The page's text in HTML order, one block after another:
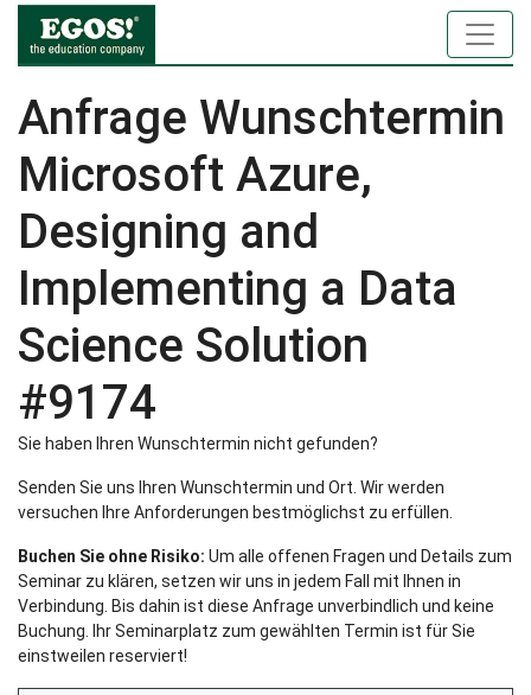
Anfrage Wunschtermin
Microsoft Azure,
Designing and
Implementing a Data
Science Solution
#9174
Sie haben Ihren Wunschtermin nicht gefunden?
Senden Sie uns Ihren Wunschtermin und Ort. Wir werden
versuchen Ihre Anforderungen bestmöglichst zu erfüllen.
Buchen Sie ohne Risiko: Um alle offenen Fragen und Details zum
Seminar zu klären, setzen wir uns in jedem Fall mit Ihnen in
Verbindung. Bis dahin ist diese Anfrage unverbindlich und keine
Buchung. Ihr Seminarplatz zum gewählten Termin ist für Sie
einstweilen reserviert!